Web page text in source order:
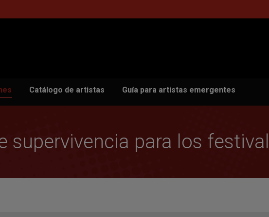
Catálogo de artistas Guía para artistas emergentes
supervivencia para los